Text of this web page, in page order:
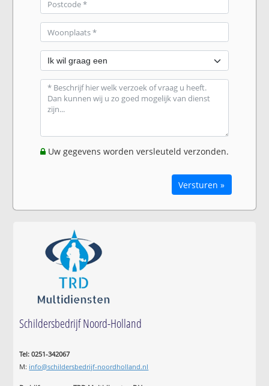
Uw gegevens worden versleuteld verzonden.
Versturen »
Schildersbedrijf Noord-Holland
Tel: 0251-342067
M: info@schildersbedrijf-noordholland.nl